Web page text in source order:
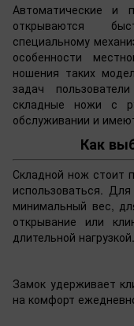
Автоматические и
открываются
специальному
особенности
ношения таких
задач
складные ножи с
обслуживании и
Как
Складной нож стоит
использоваться.
минимальный вес,
открывание или
длительной нагрузкой.
Замок удерживает
на комфорт